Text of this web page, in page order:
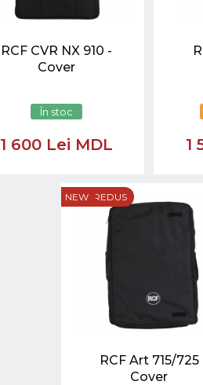
RCF CVR NX 910 -
Cover
În stoc
1 600 Lei MDL 1
RCF Art 715/725
Cover
PREȚ REDUS
NEW